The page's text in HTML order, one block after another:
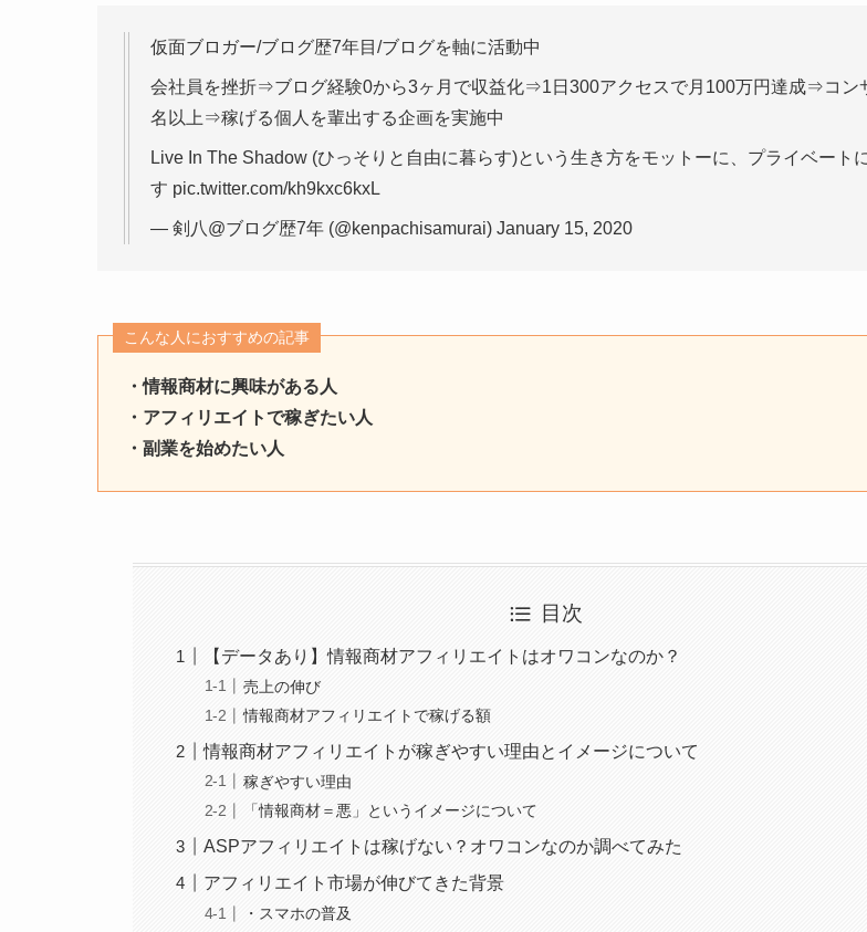
仮面ブロガー/ブログ歴7年目/ブログを軸に活動中
会社員を挫折⇒ブログ経験0から3ヶ月で収益化⇒1日300アクセスで月100万円達成⇒コン
名以上⇒稼げる個人を輩出する企画を実施中
Live In The Shadow (ひっそりと自由に暮らす)という生き方をモットーに、プライベート
す pic.twitter.com/kh9kxc6kxL
— 剣八@ブログ歴7年 (@kenpachisamurai) January 15, 2020
こんな人におすすめの記事
・情報商材に興味がある人
・アフィリエイトで稼ぎたい人
・副業を始めたい人
目次
【データあり】情報商材アフィリエイトはオワコンなのか？
売上の伸び
情報商材アフィリエイトで稼げる額
情報商材アフィリエイトが稼ぎやすい理由とイメージについて
稼ぎやすい理由
「情報商材＝悪」というイメージについて
ASPアフィリエイトは稼げない？オワコンなのか調べてみた
アフィリエイト市場が伸びてきた背景
・スマホの普及